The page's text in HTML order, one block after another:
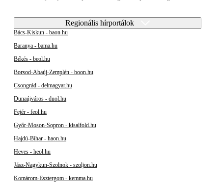
Regionális hírportálok
Bács-Kiskun - baon.hu
Baranya - bama.hu
Békés - beol.hu
Borsod-Abaúj-Zemplén - boon.hu
Csongrád - delmagyar.hu
Dunaújváros - duol.hu
Fejér - feol.hu
Győr-Moson-Sopron - kisalfold.hu
Hajdú-Bihar - haon.hu
Heves - heol.hu
Jász-Nagykun-Szolnok - szoljon.hu
Komárom-Esztergom - kemma.hu